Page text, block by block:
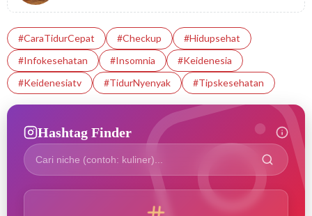
#CaraTidurCepat #checkup
#hidupsehat
#infokesehatan
#Insomnia
#Keidenesia
#Keidenesiatv
#TidurNyenyak #tipskesehatan
Hashtag Finder